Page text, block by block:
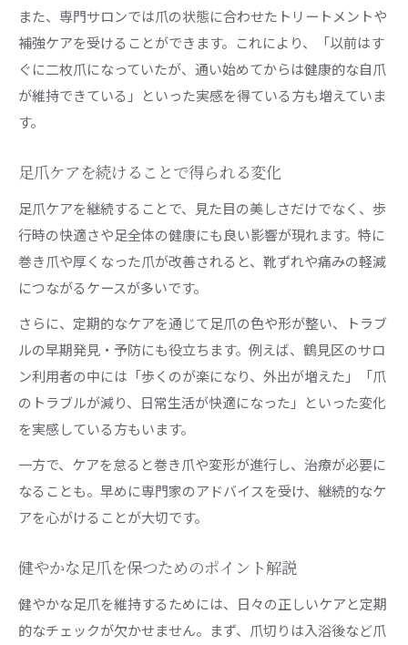
また、専門サロンでは爪の状態に合わせたトリートメントや
補強ケアを受けることができます。これにより、「以前はす
ぐに二枚爪になっていたが、通い始めてからは健康的な自爪
が維持できている」といった実感を得ている方も増えていま
す。
足爪ケアを続けることで得られる変化
足爪ケアを継続することで、見た目の美しさだけでなく、歩
行時の快適さや足全体の健康にも良い影響が現れます。特に
巻き爪や厚くなった爪が改善されると、靴ずれや痛みの軽減
につながるケースが多いです。
さらに、定期的なケアを通じて足爪の色や形が整い、トラブ
ルの早期発見・予防にも役立ちます。例えば、鶴見区のサロ
ン利用者の中には「歩くのが楽になり、外出が増えた」「爪
のトラブルが減り、日常生活が快適になった」といった変化
を実感している方もいます。
一方で、ケアを怠ると巻き爪や変形が進行し、治療が必要に
なることも。早めに専門家のアドバイスを受け、継続的なケ
アを心がけることが大切です。
健やかな足爪を保つためのポイント解説
健やかな足爪を維持するためには、日々の正しいケアと定期
的なチェックが欠かせません。まず、爪切りは入浴後など爪